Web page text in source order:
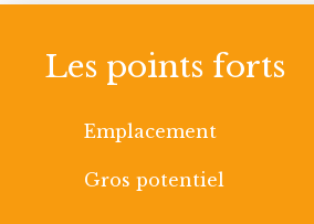
Les points forts
Emplacement
Gros potentiel